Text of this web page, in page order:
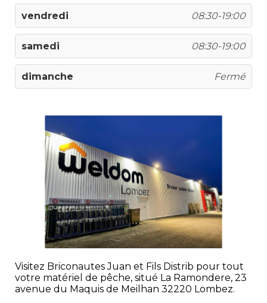
vendredi 08:30-19:00
samedi 08:30-19:00
dimanche Fermé
Visitez Briconautes Juan et Fils Distrib pour tout
votre matériel de pêche, situé La Ramondere, 23
avenue du Maquis de Meilhan 32220 Lombez.